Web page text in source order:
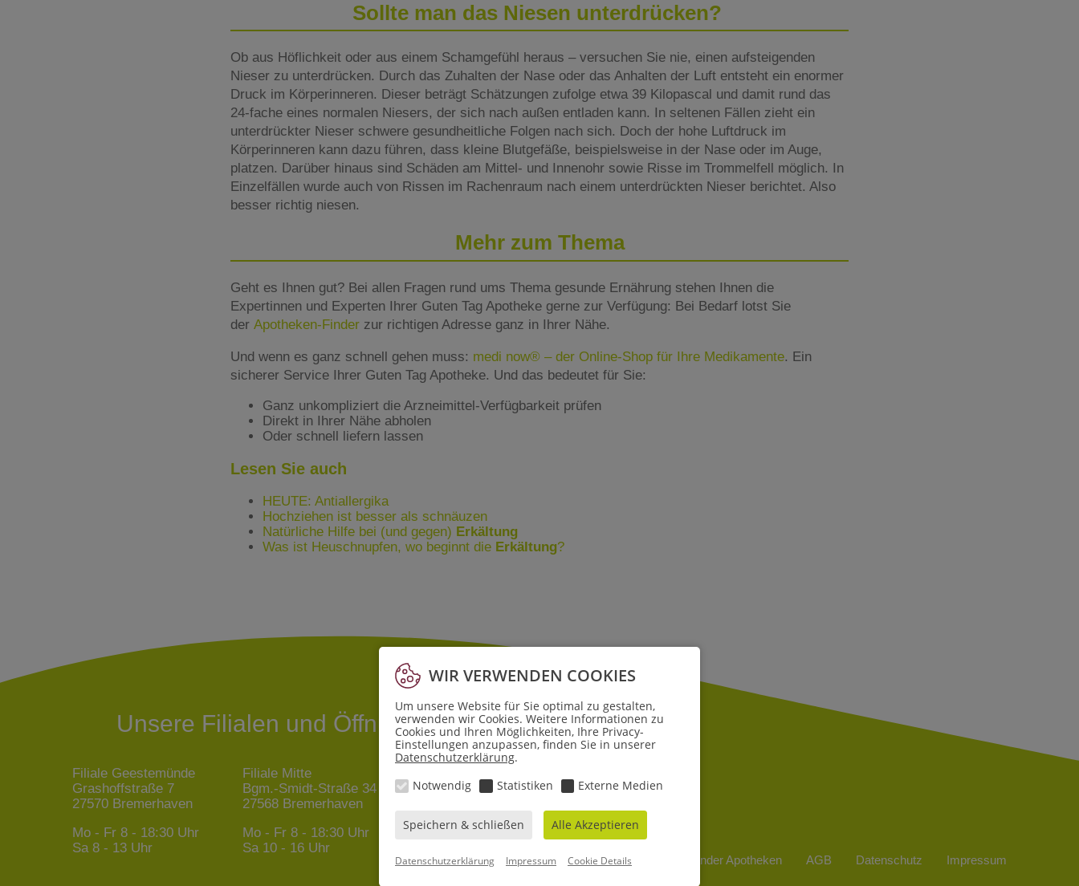
Sollte man das Niesen unterdrücken?
Ob aus Höflichkeit oder aus einem Schamgefühl heraus – versuchen Sie nie, einen aufsteigenden
Nieser zu unterdrücken. Durch das Zuhalten der Nase oder das Anhalten der Luft entsteht ein enormer
Druck im Körperinneren. Dieser beträgt Schätzungen zufolge etwa 39 Kilopascal und damit rund das
24-fache eines normalen Niesers, der sich nach außen entladen kann. In seltenen Fällen zieht ein
unterdrückter Nieser schwere gesundheitliche Folgen nach sich. Doch der hohe Luftdruck im
Körperinneren kann dazu führen, dass kleine Blutgefäße, beispielsweise in der Nase oder im Auge,
platzen. Darüber hinaus sind Schäden am Mittel- und Innenohr sowie Risse im Trommelfell möglich. In
Einzelfällen wurde auch von Rissen im Rachenraum nach einem unterdrückten Nieser berichtet. Also
besser richtig niesen.
Mehr zum Thema
Geht es Ihnen gut? Bei allen Fragen rund ums Thema gesunde Ernährung stehen Ihnen die
Expertinnen und Experten Ihrer Guten Tag Apotheke gerne zur Verfügung: Bei Bedarf lotst Sie
der Apotheken-Finder zur richtigen Adresse ganz in Ihrer Nähe.
Und wenn es ganz schnell gehen muss: medi now® – der Online-Shop für Ihre Medikamente. Ein
sicherer Service Ihrer Guten Tag Apotheke. Und das bedeutet für Sie:
Ganz unkompliziert die Arzneimittel-Verfügbarkeit prüfen
Direkt in Ihrer Nähe abholen
Oder schnell liefern lassen
Lesen Sie auch
HEUTE: Antiallergika
Hochziehen ist besser als schnäuzen
Natürliche Hilfe bei (und gegen) Erkältung
Was ist Heuschnupfen, wo beginnt die Erkältung?
Unsere Filialen und Öffnungszeiten
Filiale Geestemünde
Grashoffstraße 7
27570 Bremerhaven
Mo - Fr 8 - 18:30 Uhr
Sa8 - 13 Uhr
Filiale Mitte
Bgm.-Smidt-Straße 34
27568 Bremerhaven
Mo - Fr8 - 18:30 Uhr
Sa10 - 16 Uhr
Pferdebade 6
Mo - Sa8 - 19 Uhr
© 2026 Sander Apotheken AGB Datenschutz Impressum
WIR VERWENDEN COOKIES
Um unsere Website für Sie optimal zu gestalten,
verwenden wir Cookies. Weitere Informationen zu
Cookies und Ihren Möglichkeiten, Ihre Privacy-
Einstellungen anzupassen, finden Sie in unserer
Datenschutzerklärung.
Notwendig
Statistiken Externe Medien
Speichern & schließen Alle Akzeptieren
Datenschutzerklärung Impressum Cookie Details